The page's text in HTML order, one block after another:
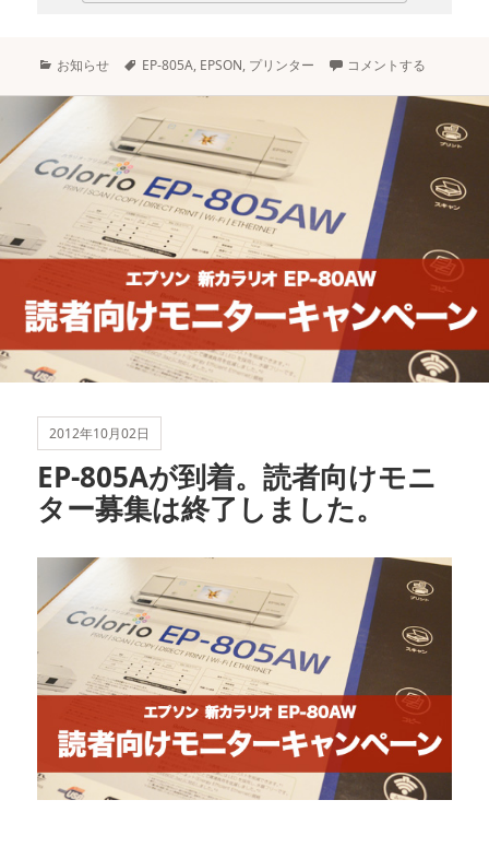
カ
ゴ
お知らせ
タ
EP-805A, EPSON, プリンター コメントする
2012年10月02日
EP-805Aが到着。読者向けモニ
ター募集は終了しました。